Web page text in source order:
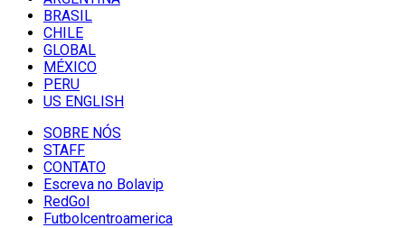
BRASIL
CHILE
GLOBAL
MÉXICO
PERU
US ENGLISH
SOBRE NÓS
STAFF
CONTATO
Escreva no Bolavip
RedGol
Futbolcentroamerica